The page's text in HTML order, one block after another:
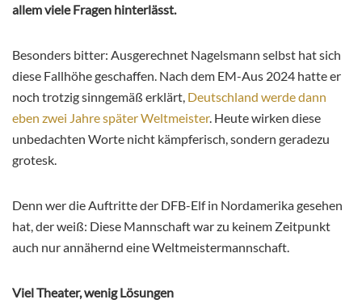
allem viele Fragen hinterlässt.
Besonders bitter: Ausgerechnet Nagelsmann selbst hat sich
diese Fallhöhe geschaffen. Nach dem EM-Aus 2024 hatte er
noch trotzig sinngemäß erklärt, Deutschland werde dann
eben zwei Jahre später Weltmeister. Heute wirken diese
unbedachten Worte nicht kämpferisch, sondern geradezu
grotesk.
Denn wer die Auftritte der DFB-Elf in Nordamerika gesehen
hat, der weiß: Diese Mannschaft war zu keinem Zeitpunkt
auch nur annähernd eine Weltmeistermannschaft.
Viel Theater, wenig Lösungen